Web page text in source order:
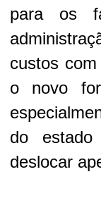
para os
custos
o novo
do
deslocar